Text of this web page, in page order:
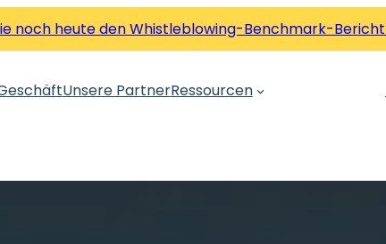
noch heute den Whistleblowing-Benchmark-
Unsere PartnerRessourcen